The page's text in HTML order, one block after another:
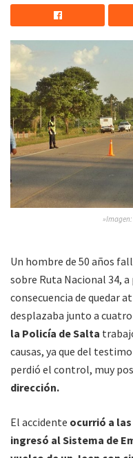
Un hombre de 50 años
sobre Ruta Nacional 34,
consecuencia de quedar
desplazaba junto a
la Policía de Salta
causas, ya que del
perdió el control, muy
dirección.
El accidente ocurrió a
ingresó al Sistema de